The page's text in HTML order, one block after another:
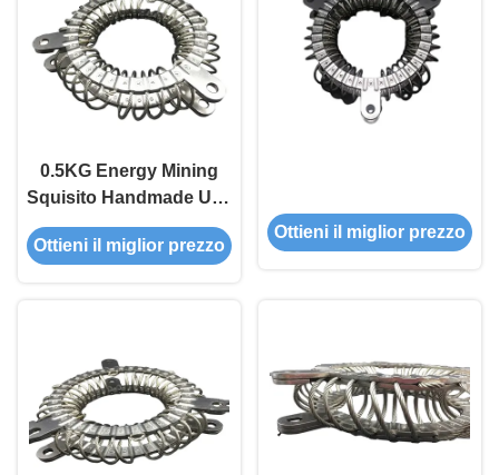
0.5KG Energy Mining
Squisito Handmade Uav
Camera Gimbal
Vibration Shock
inossidabile
Ottieni il miglior prezzo
Ottieni il miglior prezzo